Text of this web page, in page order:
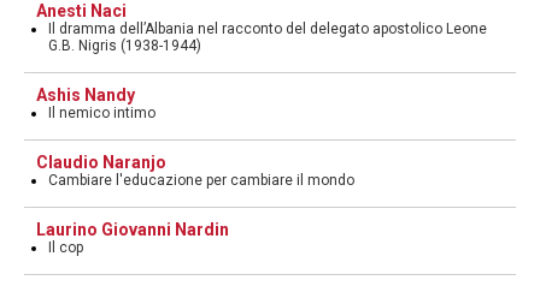
Anesti Naci
Il dramma dell’Albania nel racconto del delegato apostolico Leone
G.B. Nigris (1938-1944)
Ashis Nandy
Il nemico intimo
Claudio Naranjo
Cambiare l'educazione per cambiare il mondo
Laurino Giovanni Nardin
Il cop